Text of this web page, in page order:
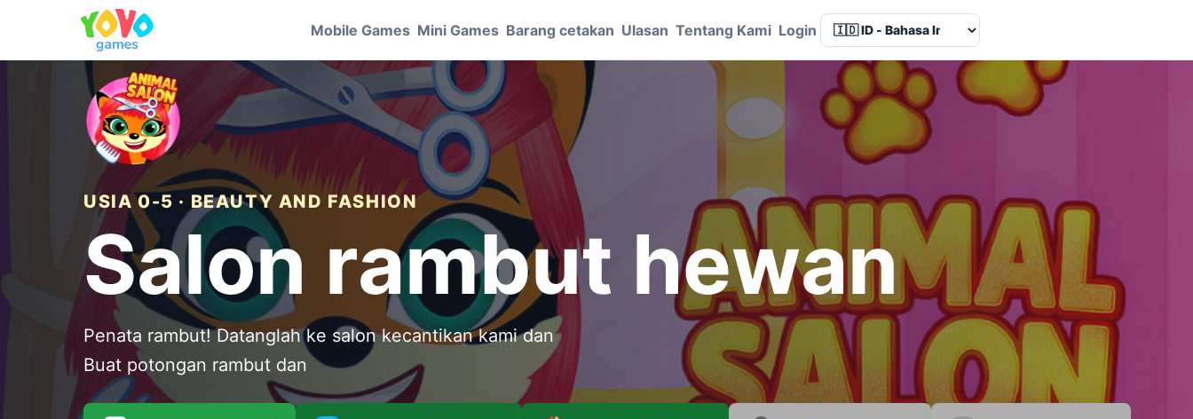
Mobile Games Mini Games Barang cetakan Ulasan Tentang Kami Login Language
USIA 0-5 · BEAUTY AND FASHION
Salon rambut hewan
Penata rambut! Datanglah ke salon kecantikan kami dan
Buat potongan rambut dan